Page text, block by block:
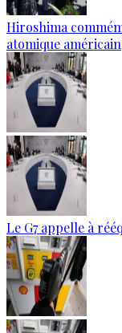
Hiroshima
atomique américain
Le G7 appelle à